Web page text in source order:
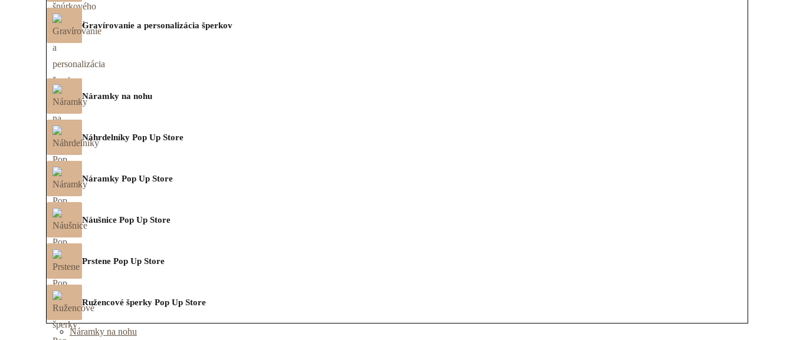
Gravírovanie a personalizácia šperkov
Náramky na nohu
Náhrdelníky Pop Up Store
Náramky Pop Up Store
Náušnice Pop Up Store
Prstene Pop Up Store
Ružencové šperky Pop Up Store
Náramky na nohu